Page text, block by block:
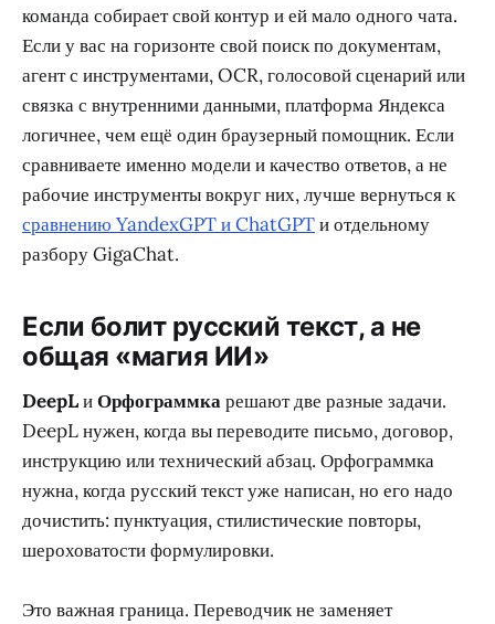
команда собирает свой контур и ей мало одного чата.
Если у вас на горизонте свой поиск по документам,
агент с инструментами, OCR, голосовой сценарий или
связка с внутренними данными, платформа Яндекса
логичнее, чем ещё один браузерный помощник. Если
сравниваете именно модели и качество ответов, а не
рабочие инструменты вокруг них, лучше вернуться к
сравнению YandexGPT и ChatGPTи отдельному
разбору GigaChat.
Если болит русский текст, а не
общая «магия ИИ»
DeepLиОрфограммкарешают две разные задачи.
DeepL нужен, когда вы переводите письмо, договор,
инструкцию или технический абзац. Орфограммка
нужна, когда русский текст уже написан, но его надо
дочистить: пунктуация, стилистические повторы,
шероховатости формулировки.
Это важная граница. Переводчик не заменяет